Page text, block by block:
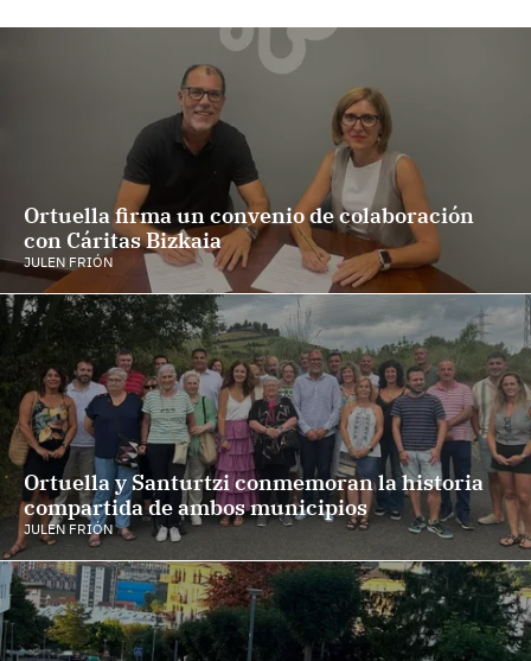
Ortuella firma un convenio de colaboración
con Cáritas Bizkaia
JULEN FRIÓN
Ortuella y Santurtzi conmemoran la historia
compartida de ambos municipios
JULEN FRIÓN